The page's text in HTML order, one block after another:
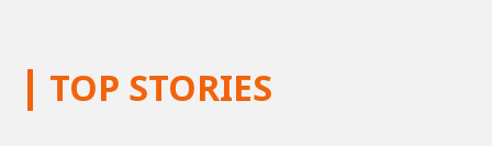
TOP STORIES